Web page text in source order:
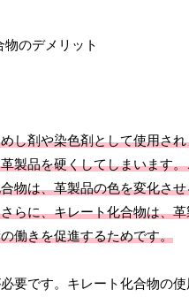
し剤や染色剤として使用さ
製品を硬くしてしまいます
物は、革製品の色を変化さ
らに、キレート化合物は、
働きを促進するためです。
要です。キレート化合物の